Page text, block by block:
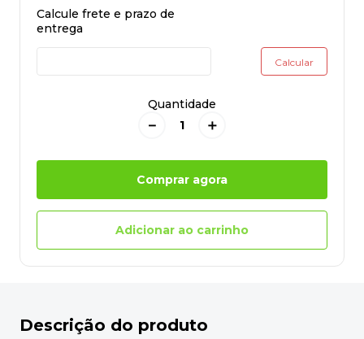
Quantidade
＋
－
Comprar agora
Adicionar ao carrinho
Descrição do produto